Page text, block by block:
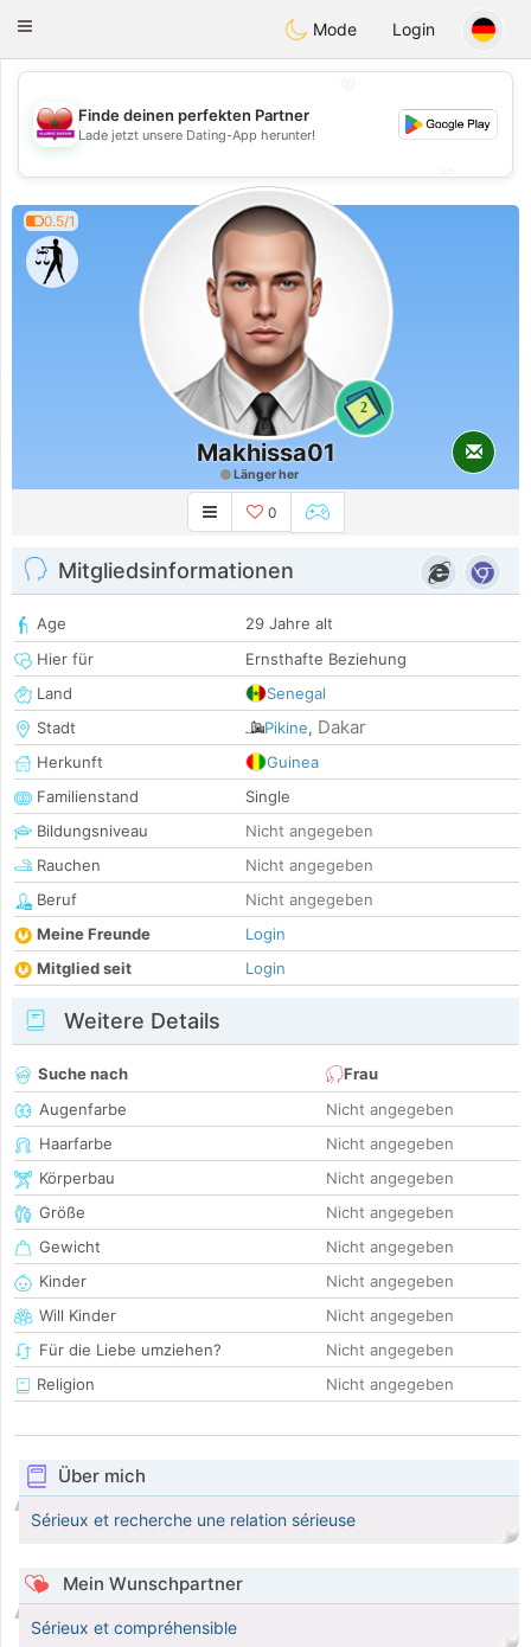
Maroc Dating
Toggle
Mode Login
💖
💕
Finde deinen perfekten Partner
Lade jetzt unsere Dating-App herunter!
0.5/1
2
Makhissa01
Länger her
0
Mitgliedsinformationen
Age
29 Jahre alt
Hier für
Ernsthafte Beziehung
Land
Senegal
Stadt
Pikine, Dakar
Herkunft
Guinea
Familienstand
Single
Bildungsniveau
Nicht angegeben
Rauchen
Nicht angegeben
Beruf
Nicht angegeben
Meine Freunde
Login
Mitglied seit
Login
Weitere Details
Suche nach
Frau
Augenfarbe
Nicht angegeben
Haarfarbe
Nicht angegeben
Körperbau
Nicht angegeben
Größe
Nicht angegeben
Gewicht
Nicht angegeben
Kinder
Nicht angegeben
Will Kinder
Nicht angegeben
Für die Liebe umziehen?
Nicht angegeben
Religion
Nicht angegeben
Über mich
Sérieux et recherche une relation sérieuse
Mein Wunschpartner
Sérieux et compréhensible